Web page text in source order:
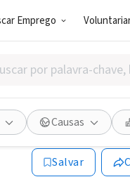
Emprego
Causas
Earn-A-
San Antonio, TX
Salvar